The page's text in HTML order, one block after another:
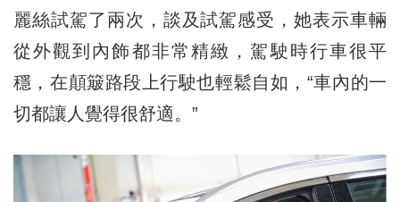
麗絲試駕了兩次，談及試駕感受，她表示車輛
從外觀到內飾都非常精緻，駕駛時行車很平
穩，在顛簸路段上行駛也輕鬆自如，“車內的一
切都讓人覺得很舒適。”